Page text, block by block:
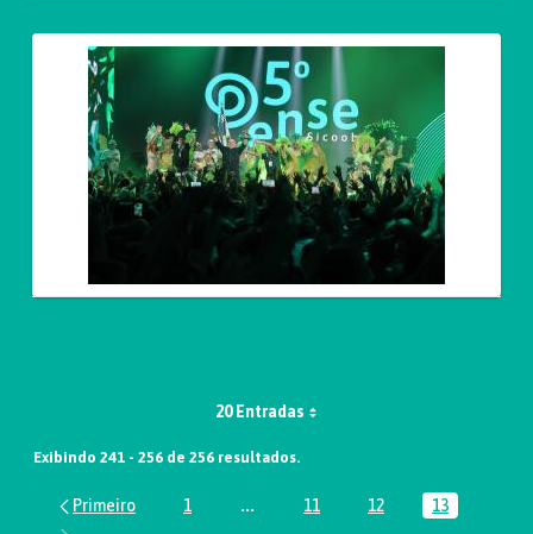
20 Entradas
Exibindo 241 - 256 de 256 resultados.
Página
1 ...Páginas intermediárias Usar ABA
Página
11 Página
12 Página
13